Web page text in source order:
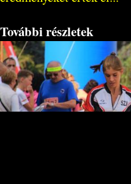
További részletek